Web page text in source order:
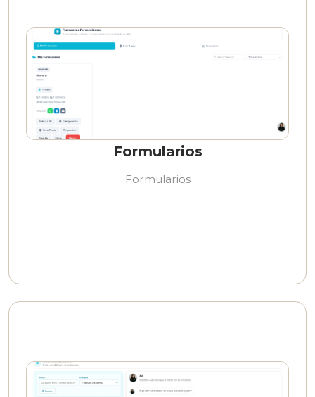
Formularios
Formularios